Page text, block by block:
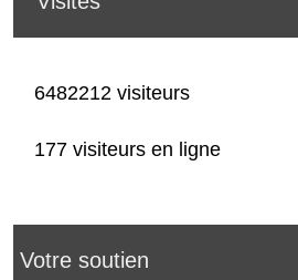
6482212 visiteurs
177 visiteurs en ligne
Votre soutien